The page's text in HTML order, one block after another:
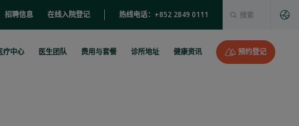
招聘信息 在线入院登记 热线电话：+852 2849 0111
疗中心 医生团队 费用与套餐 诊所地址 健康资讯 预约登记